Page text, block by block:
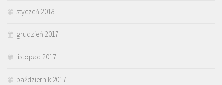
styczeń 2018
grudzień 2017
listopad 2017
październik 2017